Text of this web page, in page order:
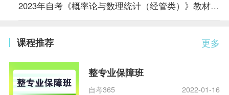
2023年自考《概率论与数理统计（经管类）》教材变动解读
更多
课程推荐
整专业保障班
自考365 2022-01-16